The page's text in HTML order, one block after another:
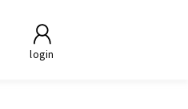
login